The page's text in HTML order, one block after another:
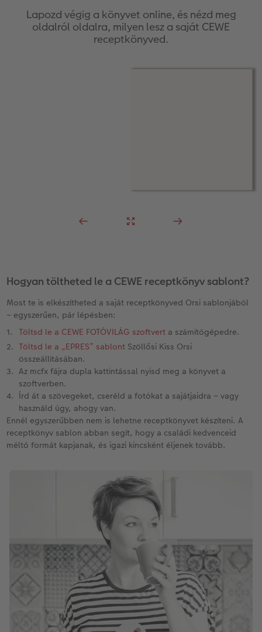
Lapozd végig a könyvet online, és nézd meg
oldalról oldalra, milyen lesz a saját CEWE
receptkönyved.
Hogyan töltheted le a CEWE receptkönyv sablont?
Most te is elkészítheted a saját receptkönyved Orsi sablonjából
– egyszerűen, pár lépésben:
Töltsd le a CEWE FOTÓVILÁG szoftvert a számítógépedre.
Töltsd le a „EPRES” sablont Szöllősi Kiss Orsi
összeállításában.
Az mcfx fájra dupla kattintással nyisd meg a könyvet a
szoftverben.
Írd át a szövegeket, cseréld a fotókat a sajátjaidra – vagy
használd úgy, ahogy van.
Ennél egyszerűbben nem is lehetne receptkönyvet készíteni. A
receptkönyv sablon abban segít, hogy a családi kedvenceid
méltó formát kapjanak, és igazi kincsként éljenek tovább.